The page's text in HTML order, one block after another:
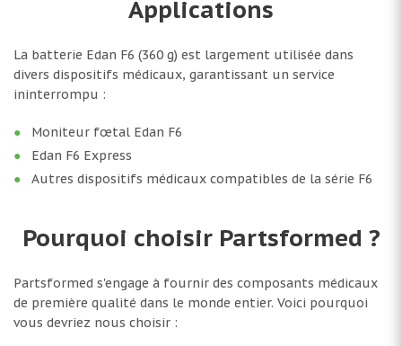
Applications
La batterie Edan F6 (360 g) est largement utilisée dans
divers dispositifs médicaux, garantissant un service
ininterrompu :
Moniteur fœtal Edan F6
Edan F6 Express
Autres dispositifs médicaux compatibles de la série F6
Pourquoi choisir Partsformed ?
Partsformed s'engage à fournir des composants médicaux
de première qualité dans le monde entier. Voici pourquoi
vous devriez nous choisir :